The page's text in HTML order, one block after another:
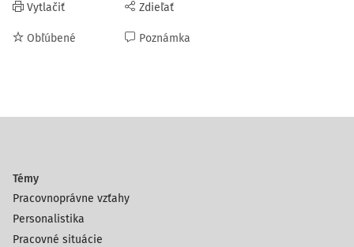
Vytlačiť
Obľúbené
Zdieľať
Poznámka
Témy
Pracovnoprávne vzťahy
Personalistika
Pracovné situácie